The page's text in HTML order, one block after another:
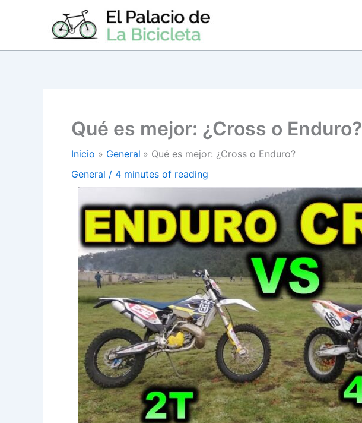
Qué es mejor: ¿Cross o Enduro?
Inicio General
Qué es mejor: ¿Cross o Enduro?
General / 4 minutes of reading